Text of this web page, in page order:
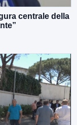
centrale della